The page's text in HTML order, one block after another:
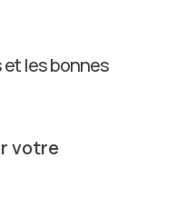
les bonnes
votre